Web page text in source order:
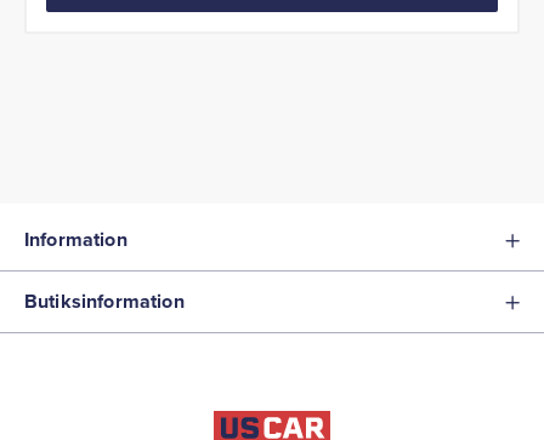
Information
Butiksinformation